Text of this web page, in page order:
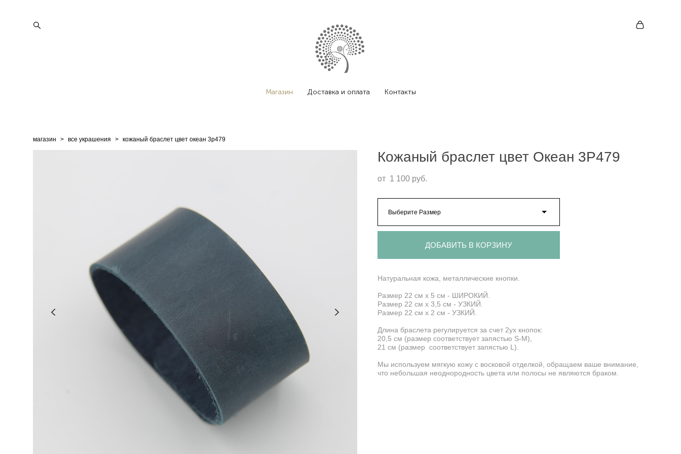
Магазин Доставка и оплата Контакты
магазин > все украшения > кожаный браслет цвет океан 3p479
Кожаный браслет цвет Океан 3P479
от 1 100 pуб.
Выберите Размер
ДОБАВИТЬ В КОРЗИНУ
Натуральная кожа, металлические кнопки.
Размер 22 см х 5 см - ШИРОКИЙ.
Размер 22 см х 3,5 см - УЗКИЙ.
Размер 22 см х 2 см - УЗКИЙ.
Длина браслета регулируется за счет 2ух кнопок:
20,5 см (размер соответствует запястью S-M),
21 см (размер соответствует запястью L).
Мы используем мягкую кожу с восковой отделкой, обращаем ваше внимание,
что небольшая неоднородность цвета или полосы не являются браком.